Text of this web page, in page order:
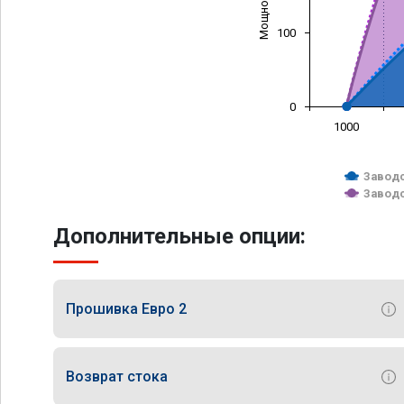
1000
0
100
Дополнительные опции:
Прошивка Евро 2
Возврат стока